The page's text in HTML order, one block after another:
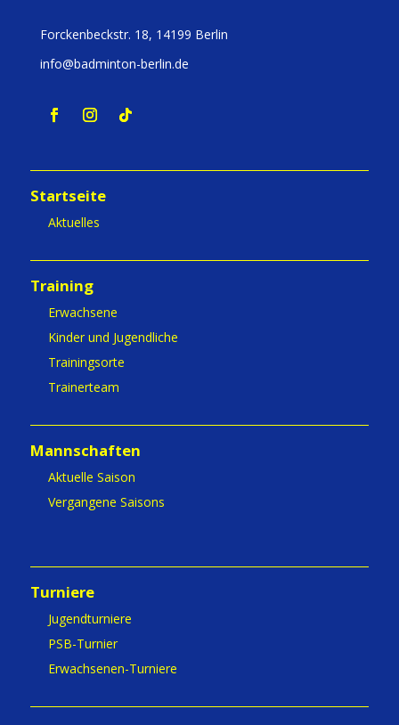
Forckenbeckstr. 18, 14199 Berlin
info@badminton-berlin.de
Startseite
Aktuelles
Training
Erwachsene
Kinder und Jugendliche
Trainingsorte
Trainerteam
Mannschaften
Aktuelle Saison
Vergangene Saisons
Turniere
Jugendturniere
PSB-Turnier
Erwachsenen-Turniere